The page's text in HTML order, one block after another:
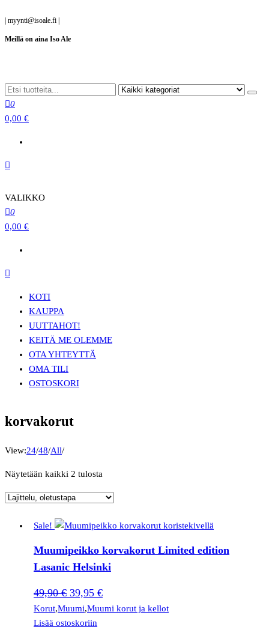
suoraan
sisältöön
myynti@isoale.fi
Meillä on aina Iso Ale
0
0,00 €
VALIKKO
0
0,00 €
KOTI
KAUPPA
UUTTAHOT!
KEITÄ ME OLEMME
OTA YHTEYTTÄ
OMA TILI
OSTOSKORI
korvakorut
View:24/48/All/
Näytetään kaikki 2 tulosta
Sale!
Muumipeikko korvakorut Limited edition
Lasanic Helsinki
49,90€ Alkuperäinen
hinta
oli:
39,95 €Nykyinen
hinta
Korut,Muumi,Muumi korut ja kellot
Lisää ostoskoriin